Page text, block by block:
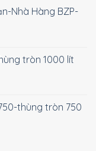
Nhà Hàng BZP-
tròn 1000 lít
thùng tròn 750